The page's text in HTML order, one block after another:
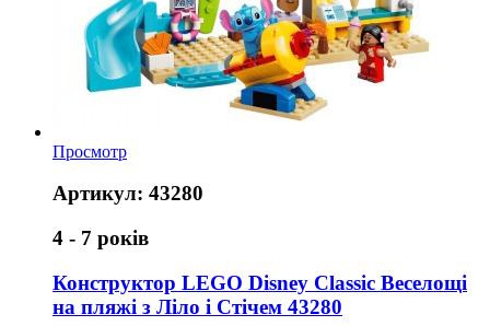
Просмотр
Артикул: 43280
4 - 7 років
Конструктор LEGO Disney Classic Веселощі
на пляжі з Ліло і Стічем 43280